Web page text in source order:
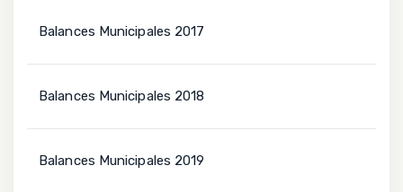
Balances Municipales 2017
Balances Municipales 2018
Balances Municipales 2019